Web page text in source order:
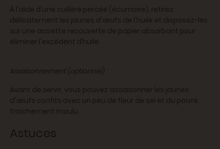
À l'aide d'une cuillère percée (écumoire), retirez
délicatement les jaunes d'œufs de l'huile et disposez-les
sur une assiette recouverte de papier absorbant pour
éliminer l'excédent d’huile.
Assaisonnement (optionnel) :
Avant de servir, vous pouvez assaisonner les jaunes
d'œufs confits avec un peu de fleur de sel et du poivre
fraîchement moulu.
Astuces